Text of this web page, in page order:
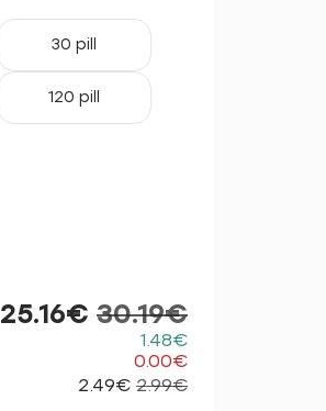
30 pill
120 pill
25.16€ 30.19€
1.48€
0.00€
2.49€ 2.99€